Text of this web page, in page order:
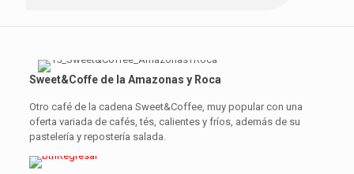
Sweet&Coffe de la Amazonas y Roca
Otro café de la cadena Sweet&Coffee, muy popular con una
oferta variada de cafés, tés, calientes y fríos, además de su
pastelería y repostería salada.